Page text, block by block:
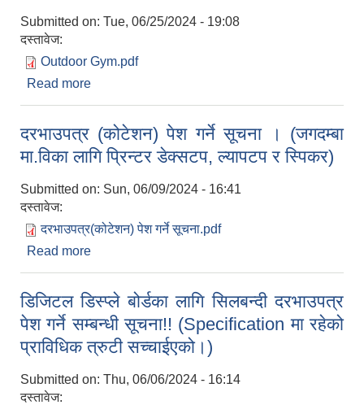
Submitted on: Tue, 06/25/2024 - 19:08
दस्तावेज:
Outdoor Gym.pdf
Read more
दरभाउपत्र (कोटेशन) पेश गर्ने सूचना । (जगदम्बा
मा.विका लागि प्रिन्टर डेक्सटप, ल्यापटप र स्पिकर)
Submitted on: Sun, 06/09/2024 - 16:41
दस्तावेज:
दरभाउपत्र(कोटेशन) पेश गर्ने सूचना.pdf
Read more
डिजिटल डिस्प्ले बोर्डका लागि सिलबन्दी दरभाउपत्र
पेश गर्ने सम्बन्धी सूचना!! (Specification मा रहेको
प्राविधिक त्रुटी सच्‍चाईएको।)
Submitted on: Thu, 06/06/2024 - 16:14
दस्तावेज: